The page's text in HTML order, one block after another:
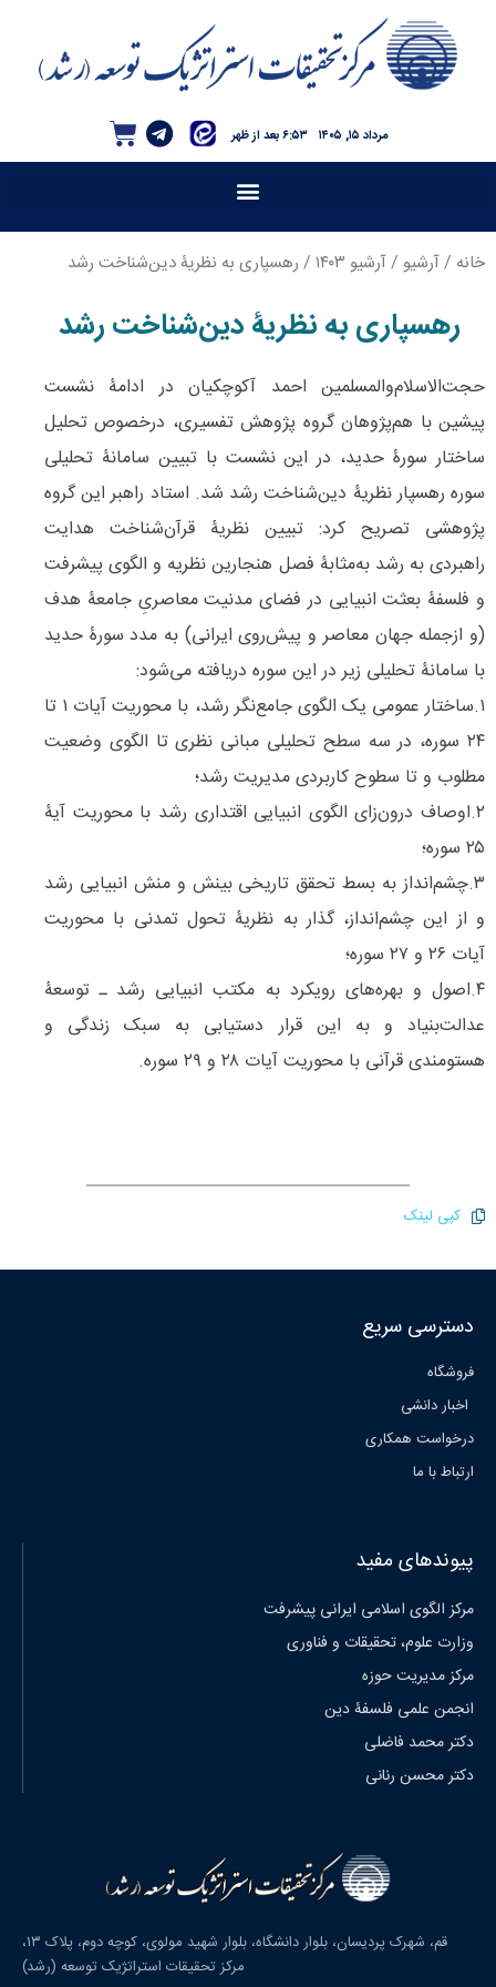
۶:۵۳ بعد از ظهر مرداد ۱۵, ۱۴۰۵
خانه /آرشیو /آرشیو ۱۴۰۳ / رهسپاری به نظریۀ دین‌شناخت رشد
رهسپاری به نظریۀ دین‌شناخت رشد
حجت‌الاسلام‌والمسلمین احمد آکوچکیان در ادامۀ نشست
پیشین با هم‌پژوهان گروه‌ پژوهش تفسیری، درخصوص تحلیل
ساختار سورۀ حدید، در این نشست با تبیین سامانۀ تحلیلی
سوره رهسپار نظریۀ دین‌شناخت رشد شد. استاد راهبر این گروه
پژوهشی تصریح کرد: تبیین نظریۀ قرآن‌شناخت هدایت
راهبردی به رشد به‌مثابۀ فصل هنجارین نظریه و الگوی پیشرفت
و فلسفۀ بعثت انبیایی در فضای مدنیت معاصریِ جامعۀ هدف
(و ازجمله جهان معاصر و پیش‌روی ایرانی) به مدد سورۀ حدید
با سامانۀ تحلیلی زیر در این سوره دریافته می‌‌شود:
۱.ساختار عمومی یک الگوی جامع‌نگر رشد، با محوریت آیات ۱ تا
۲۴ سوره، در سه سطح تحلیلی مبانی نظری تا الگوی وضعیت
مطلوب و تا سطوح کاربردی مدیریت رشد؛
۲.اوصاف درون‌‌زای الگوی انبیایی اقتداری رشد با محوریت آیۀ
۲۵ سوره؛
۳.چشم‌انداز به بسط تحقق تاریخی بینش و منش انبیایی رشد
و از این چشم‌‌انداز، گذار به نظریۀ تحول تمدنی با محوریت
آیات ۲۶ و ۲۷ سوره؛
۴.اصول و بهره‌‌های رویکرد به مکتب انبیایی رشد ـ توسعۀ
عدالت‌‌بنیاد و به این قرار دستیابی به سبک زندگی و
هستومندی قرآنی با محوریت آیات ۲۸ و ۲۹ سوره.
کپی لینک
دسترسی سریع
فروشگاه
اخبار دانشی
درخواست همکاری
ارتباط با ما
پیوندهای مفید
مرکز الگوی اسلامی ایرانی پیشرفت
وزارت علوم، تحقیقات و فناوری
مرکز مدیریت حوزه
انجمن علمی فلسفۀ دین
دکتر محمد فاضلی
دکتر محسن رنانی
قم، شهرک پردیسان، بلوار دانشگاه، بلوار شهید مولوی، کوچه دوم، پلاک ۱۳،
مرکز تحقیقات استراتژیک توسعه (رشد)